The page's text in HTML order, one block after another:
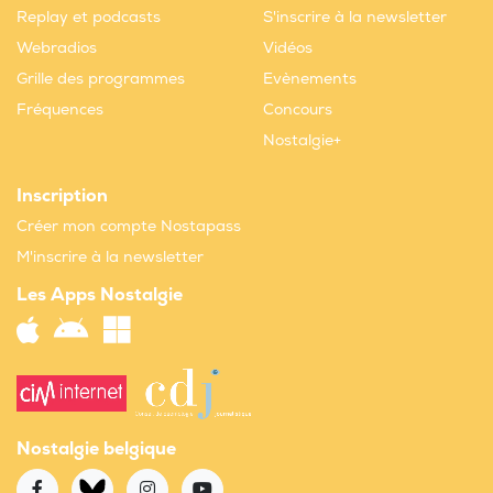
Replay et podcasts
Webradios
Grille des programmes
Fréquences
S'inscrire à la newsletter
Vidéos
Evènements
Concours
Nostalgie+
Inscription
Créer mon compte Nostapass
M'inscrire à la newsletter
Les Apps Nostalgie
Nostalgie belgique